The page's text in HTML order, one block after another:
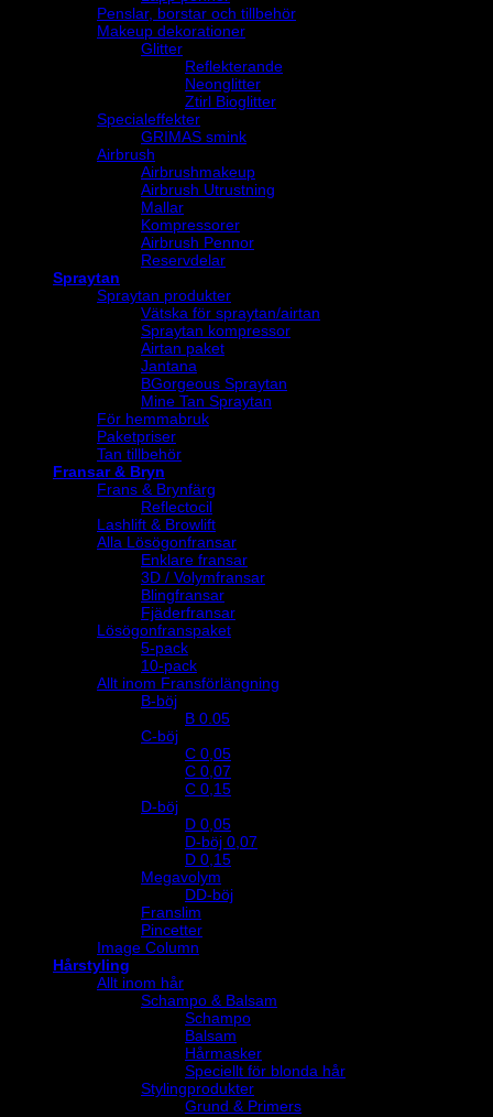
Penslar, borstar och tillbehör
Makeup dekorationer
Glitter
Reflekterande
Neonglitter
Ztirl Bioglitter
Specialeffekter
GRIMAS smink
Airbrush
Airbrushmakeup
Airbrush Utrustning
Mallar
Kompressorer
Airbrush Pennor
Reservdelar
Spraytan
Spraytan produkter
Vätska för spraytan/airtan
Spraytan kompressor
Airtan paket
Jantana
BGorgeous Spraytan
Mine Tan Spraytan
För hemmabruk
Paketpriser
Tan tillbehör
Fransar & Bryn
Frans & Brynfärg
Reflectocil
Lashlift & Browlift
Alla Lösögonfransar
Enklare fransar
3D / Volymfransar
Blingfransar
Fjäderfransar
Lösögonfranspaket
5-pack
10-pack
Allt inom Fransförlängning
B-böj
B 0.05
C-böj
C 0,05
C 0,07
C 0,15
D-böj
D 0,05
D-böj 0,07
D 0,15
Megavolym
DD-böj
Franslim
Pincetter
Image Column
Hårstyling
Allt inom hår
Schampo & Balsam
Schampo
Balsam
Hårmasker
Speciellt för blonda hår
Stylingprodukter
Grund & Primers